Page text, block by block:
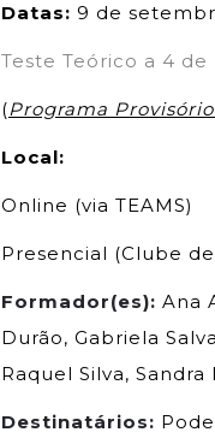
Datas: 9 de
Teste Teórico a 4
(Programa
Local:
Online (via TEAMS)
Presencial (Clube
Formador(es): Ana
Durão, Gabriela
Raquel Silva, Sandra
Destinatários: